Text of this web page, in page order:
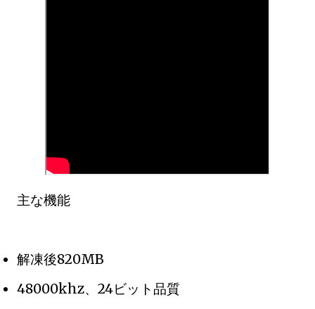
主な機能
解凍後820MB
48000khz、24ビット品質